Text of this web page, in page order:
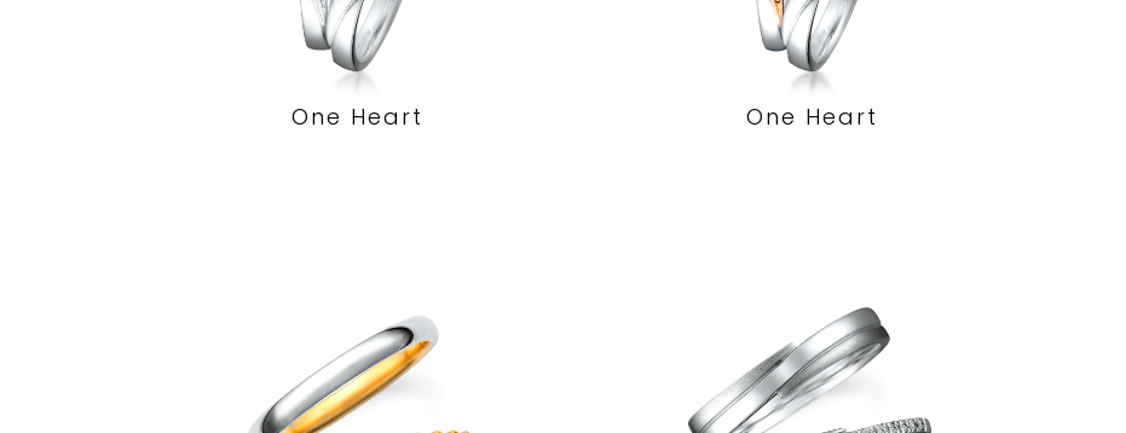
One Heart One Heart